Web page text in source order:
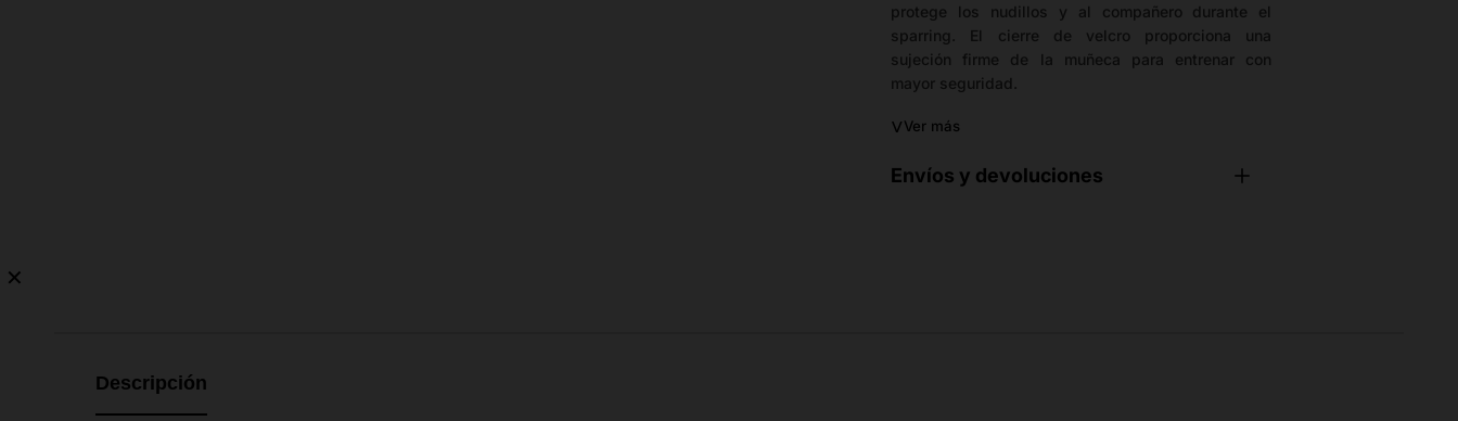
protege los nudillos y al compañero durante el
sparring. El cierre de velcro proporciona una
sujeción firme de la muñeca para entrenar con
mayor seguridad.
˅Ver más
Envíos y devoluciones
✕
Importante:
Descripción